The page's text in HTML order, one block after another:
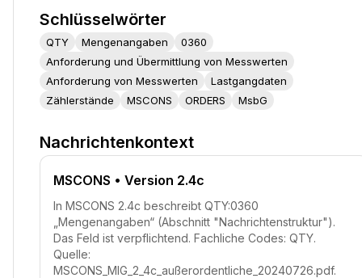
Schlüsselwörter
QTY Mengenangaben
0360
Anforderung und Übermittlung von Messwerten
Anforderung von Messwerten
Lastgangdaten
Zählerstände
MSCONS ORDERS MsbG
Nachrichtenkontext
MSCONS • Version 2.4c
In MSCONS 2.4c beschreibt QTY:0360
„Mengenangaben“ (Abschnitt "Nachrichtenstruktur").
Das Feld ist verpflichtend. Fachliche Codes: QTY.
Quelle:
MSCONS_MIG_2_4c_außerordentliche_20240726.pdf.